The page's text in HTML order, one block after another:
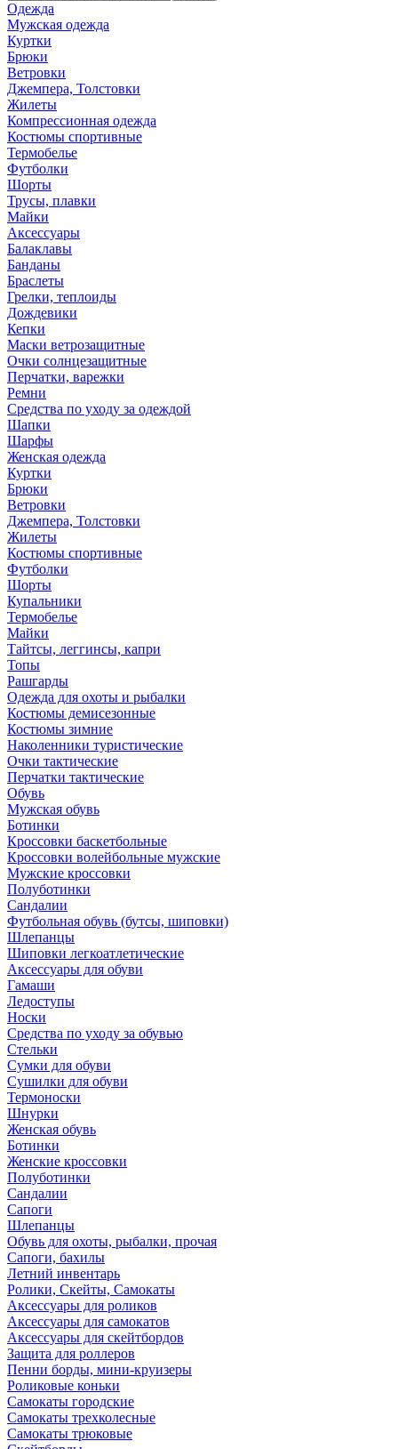
Одежда
Мужская одежда
Куртки
Брюки
Ветровки
Джемпера, Толстовки
Жилеты
Компрессионная одежда
Костюмы спортивные
Термобелье
Футболки
Шорты
Трусы, плавки
Майки
Аксессуары
Балаклавы
Банданы
Браслеты
Грелки, теплоиды
Дождевики
Кепки
Маски ветрозащитные
Очки солнцезащитные
Перчатки, варежки
Ремни
Средства по уходу за одеждой
Шапки
Шарфы
Женская одежда
Куртки
Брюки
Ветровки
Джемпера, Толстовки
Жилеты
Костюмы спортивные
Футболки
Шорты
Купальники
Термобелье
Майки
Тайтсы, леггинсы, капри
Топы
Рашгарды
Одежда для охоты и рыбалки
Костюмы демисезонные
Костюмы зимние
Наколенники туристические
Очки тактические
Перчатки тактические
Обувь
Мужская обувь
Ботинки
Кроссовки баскетбольные
Кроссовки волейбольные мужские
Мужские кроссовки
Полуботинки
Сандалии
Футбольная обувь (бутсы, шиповки)
Шлепанцы
Шиповки легкоатлетические
Аксессуары для обуви
Гамаши
Ледоступы
Носки
Средства по уходу за обувью
Стельки
Сумки для обуви
Сушилки для обуви
Термоноски
Шнурки
Женская обувь
Ботинки
Женские кроссовки
Полуботинки
Сандалии
Сапоги
Шлепанцы
Обувь для охоты, рыбалки, прочая
Сапоги, бахилы
Летний инвентарь
Ролики, Скейты, Самокаты
Аксессуары для роликов
Аксессуары для самокатов
Аксессуары для скейтбордов
Защита для роллеров
Пенни борды, мини-круизеры
Роликовые коньки
Самокаты городские
Самокаты трехколесные
Самокаты трюковые